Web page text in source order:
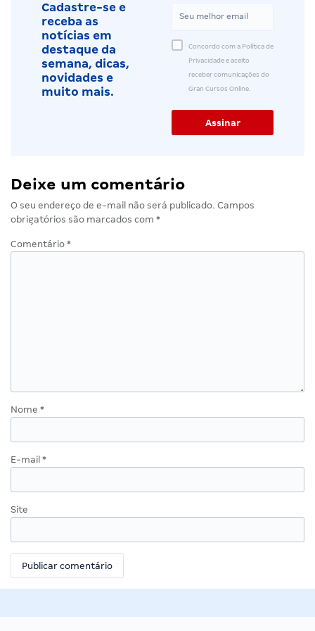
Cadastre-se e
receba as
notícias em
destaque da
semana, dicas,
novidades e
muito mais.
Concordo com a Política de
Privacidade e aceito
receber comunicações do
Gran Cursos Online.
Deixe um comentário
O seu endereço de e-mail não será publicado. Campos
obrigatórios são marcados com *
Comentário *
Nome *
E-mail *
Site